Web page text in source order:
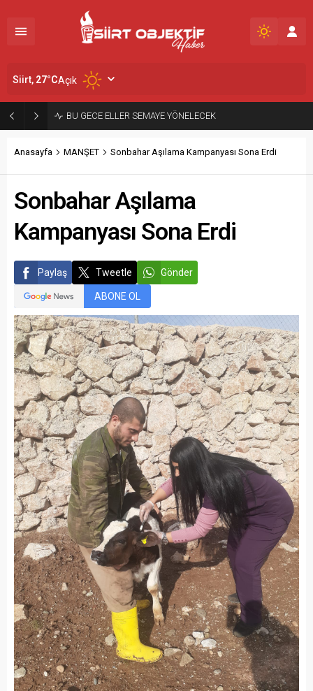
BU GECE ELLER SEMAYE YÖNELECEK
Siirt, 27°CAçık
Anasayfa MANŞET Sonbahar Aşılama Kampanyası Sona Erdi
Sonbahar Aşılama
Kampanyası Sona Erdi
Paylaş Tweetle Gönder
ABONE OL